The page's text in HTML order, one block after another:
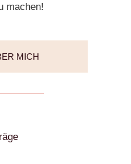
machen!
MICH